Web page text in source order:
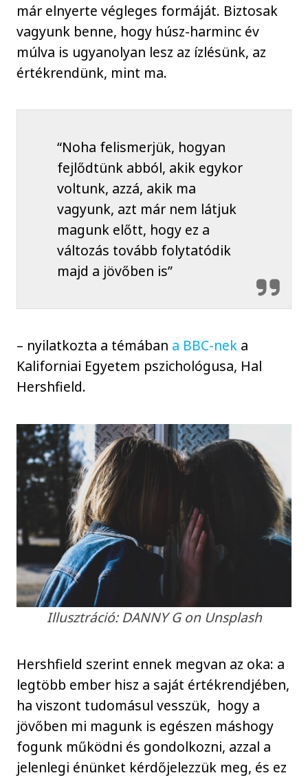
már elnyerte végleges formáját. Biztosak
vagyunk benne, hogy húsz-harminc év
múlva is ugyanolyan lesz az ízlésünk, az
értékrendünk, mint ma.
“Noha felismerjük, hogyan
fejlődtünk abból, akik egykor
voltunk, azzá, akik ma
vagyunk, azt már nem látjuk
magunk előtt, hogy ez a
változás tovább folytatódik
majd a jövőben is”
– nyilatkozta a témában a BBC-nek a
Kaliforniai Egyetem pszichológusa, Hal
Hershfield.
Illusztráció: DANNY G on Unsplash
Hershfield szerint ennek megvan az oka: a
legtöbb ember hisz a saját értékrendjében,
ha viszont tudomásul vesszük, hogy a
jövőben mi magunk is egészen máshogy
fogunk működni és gondolkozni, azzal a
jelenlegi énünket kérdőjelezzük meg, és ez